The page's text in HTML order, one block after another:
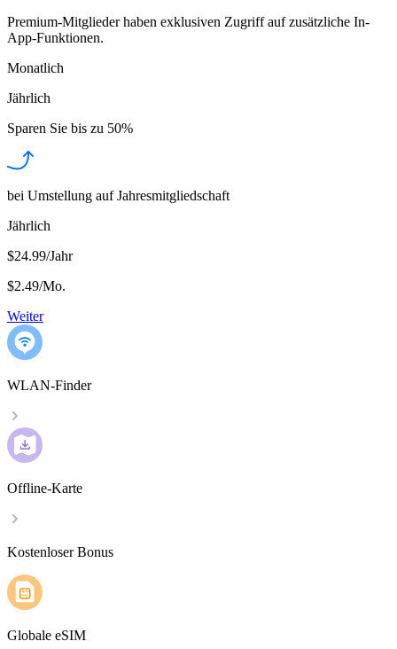
Premium-Mitglieder haben exklusiven Zugriff auf zusätzliche In-
App-Funktionen.
Monatlich
Jährlich
Sparen Sie bis zu 50%
bei Umstellung auf Jahresmitgliedschaft
Jährlich
$24.99/Jahr
$2.49/Mo.
Weiter
WLAN-Finder
Offline-Karte
Kostenloser Bonus
Globale eSIM